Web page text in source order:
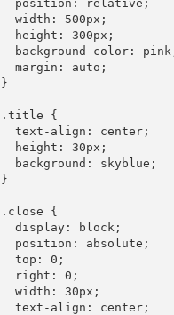
  position: relative;
  width: 500px;
  height: 300px;
background-color:
  margin: auto;
}
.title {
  text-align: center;
  height: 30px;
  background: skyblue;
}
.close {
  display: block;
  position: absolute;
  top: 0;
  right: 0;
  width: 30px;
  text-align: center;